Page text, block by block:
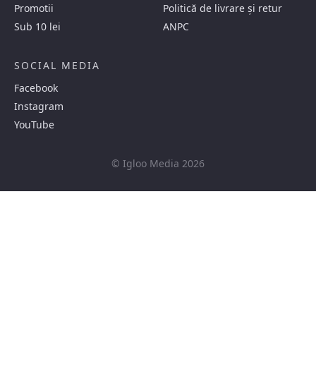
Promotii
Sub 10 lei
Politică de livrare și retur
ANPC
SOCIAL MEDIA
Facebook
Instagram
YouTube
© Igloo Media 2026